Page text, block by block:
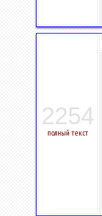
2254
полный текст